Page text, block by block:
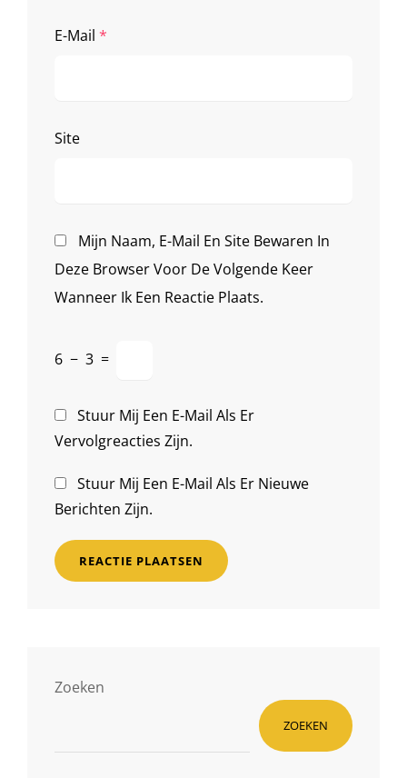
E-Mail *
Site
Mijn Naam, E-Mail En Site Bewaren In
Deze Browser Voor De Volgende Keer
Wanneer Ik Een Reactie Plaats.
6 − 3 =
Stuur Mij Een E-Mail Als Er
Vervolgreacties Zijn.
Stuur Mij Een E-Mail Als Er Nieuwe
Berichten Zijn.
Zoeken
ZOEKEN